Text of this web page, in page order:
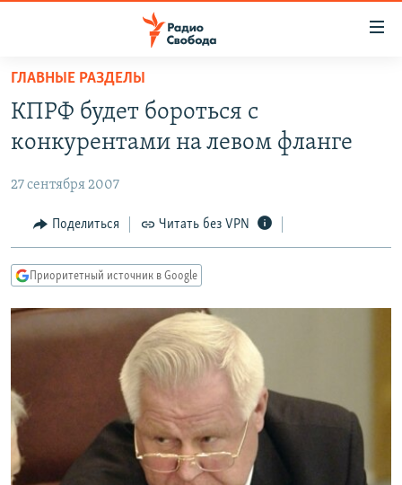
упрощенного
доступа
основному
Вернутся
главной
навигации
Вернутся
ПРОГРАММЫ
ПОДКАСТЫ
АВТОРСКИЕ ПРОЕКТЫ
ЦИТАТЫ СВОБОДЫ
МНЕНИЯ
IDEL.РЕАЛИИ
КАВКАЗ.РЕАЛИИ
СИБИРЬ.РЕАЛИИ
РАСПИСАНИЕ ВЕЩАНИЯ
ПОДПИШИТЕСЬ НА РАССЫЛКУ
ГЛАВНЫЕ РАЗДЕЛЫ
КПРФ будет бороться с
конкурентами на левом фланге
27 сентября 2007
Поделиться Читать без VPN
Приоритетный источник в Google